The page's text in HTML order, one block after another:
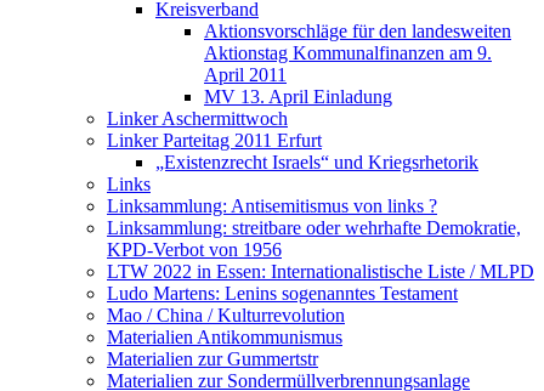
Kreisverband
Aktionsvorschläge für den landesweiten
Aktionstag Kommunalfinanzen am 9.
April 2011
MV 13. April Einladung
Linker Aschermittwoch
Linker Parteitag 2011 Erfurt
„Existenzrecht Israels“ und Kriegsrhetorik
Links
Linksammlung: Antisemitismus von links ?
Linksammlung: streitbare oder wehrhafte Demokratie,
KPD-Verbot von 1956
LTW 2022 in Essen: Internationalistische Liste / MLPD
Ludo Martens: Lenins sogenanntes Testament
Mao / China / Kulturrevolution
Materialien Antikommunismus
Materialien zur Gummertstr
Materialien zur Sondermüllverbrennungsanlage